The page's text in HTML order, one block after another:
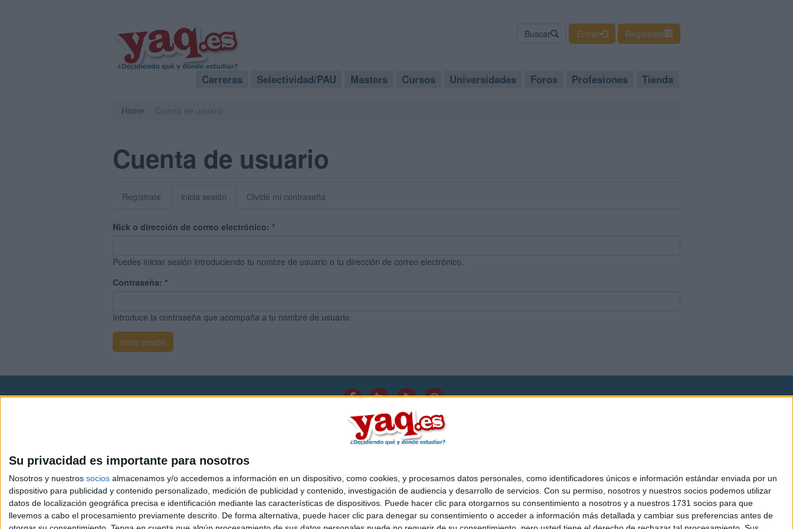
Su privacidad es importante para nosotros
Nosotros y nuestros socios almacenamos y/o accedemos a información en un dispositivo, como cookies, y procesamos datos personales, como identificadores únicos e información estándar enviada por un
dispositivo para publicidad y contenido personalizado, medición de publicidad y contenido, investigación de audiencia y desarrollo de servicios. Con su permiso, nosotros y nuestros socios podemos utilizar
datos de localización geográfica precisa e identificación mediante las características de dispositivos. Puede hacer clic para otorgarnos su consentimiento a nosotros y a nuestros 1731 socios para que
llevemos a cabo el procesamiento previamente descrito. De forma alternativa, puede hacer clic para denegar su consentimiento o acceder a información más detallada y cambiar sus preferencias antes de
Buscar Entrar Regístrate
Carreras Selectividad/PAU Masters Cursos Universidades Foros Profesiones Tienda
Home
Cuenta de usuario
Regístrate inicia sesión Olvidé mi contraseña
Nick o dirección de correo electrónico: *
Puedes iniciar sesión introduciendo tu nombre de usuario o tu dirección de correo electrónico.
Contraseña: *
Introduce la contraseña que acompaña a tu nombre de usuario
Quiénes somos| Contactar|Anúnciate
Politica de privacidad|Condiciones generales
- Diego de León 47 - 28006 Madrid [ESPAÑA] - Tel. +34 91 593 2767